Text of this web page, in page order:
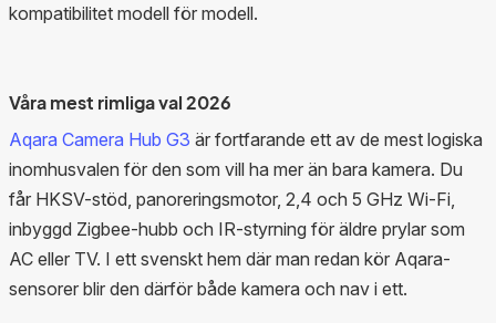
kompatibilitet modell för modell.
Våra mest rimliga val 2026
Aqara Camera Hub G3 är fortfarande ett av de mest logiska
inomhusvalen för den som vill ha mer än bara kamera. Du
får HKSV-stöd, panoreringsmotor, 2,4 och 5 GHz Wi-Fi,
inbyggd Zigbee-hubb och IR-styrning för äldre prylar som
AC eller TV. I ett svenskt hem där man redan kör Aqara-
sensorer blir den därför både kamera och nav i ett.